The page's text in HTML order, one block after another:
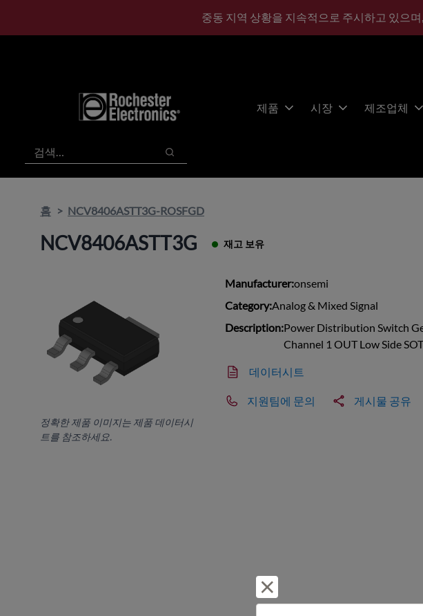
중동 지역 상황을 지속적으로 주시하고 있으
제품 시장 제조업체
검색
검색
홈 NCV8406ASTT3G-ROSFGD
NCV8406ASTT3G 재고 보유
정확한 제품 이미지는 제품 데이터시
트를 참조하세요.
Manufacturer:onsemi
Category:Analog & Mixed Signal
Description:Power Distribution Switch
Channel 1 OUT Low Side
데이터시트
지원팀에 문의 게시물 공유